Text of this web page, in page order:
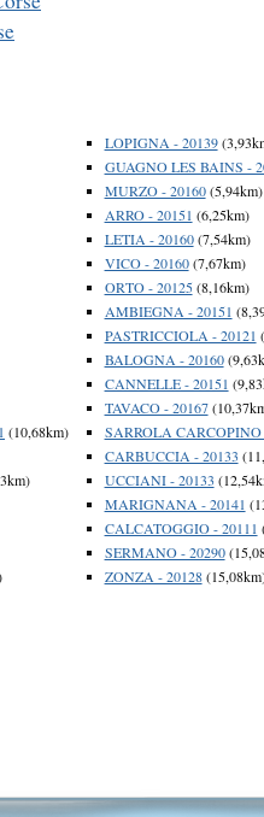
(10,68km)
LOPIGNA - 20139
GUAGNO LES BAINS -
MURZO - 20160(5,94km)
ARRO - 20151 (6,25km)
LETIA - 20160(7,54km)
VICO - 20160(7,67km)
ORTO - 20125(8,16km)
AMBIEGNA - 20151
PASTRICCIOLA - 20121
BALOGNA - 20160
CANNELLE - 20151
TAVACO - 20167
SARROLA CARCOPINO
CARBUCCIA - 20133
UCCIANI - 20133
MARIGNANA - 20141
CALCATOGGIO - 20111
SERMANO - 20290
ZONZA - 20128